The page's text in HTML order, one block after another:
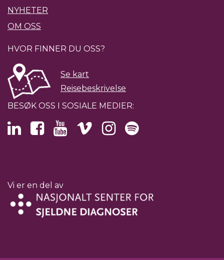
NYHETER
OM OSS
HVOR FINNER DU OSS?
Se kart
Reisebeskrivelse
BESØK OSS I SOSIALE MEDIER:
Vi er en del av